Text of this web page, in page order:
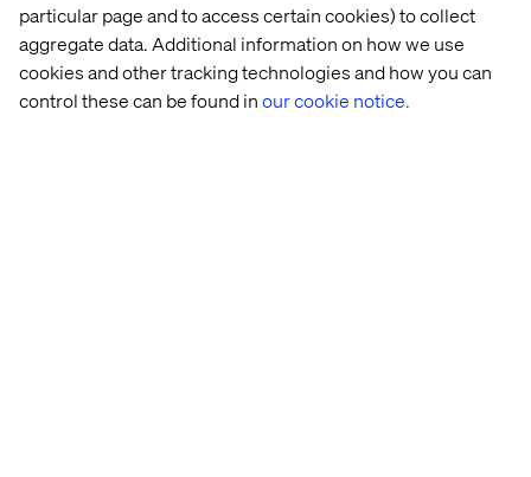
particular page and to access certain cookies) to collect
aggregate data. Additional information on how we use
cookies and other tracking technologies and how you can
control these can be found inour cookie notice.